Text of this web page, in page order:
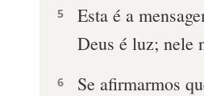
5
Esta é a
Deus é luz; nele
6
Se afirmarmos